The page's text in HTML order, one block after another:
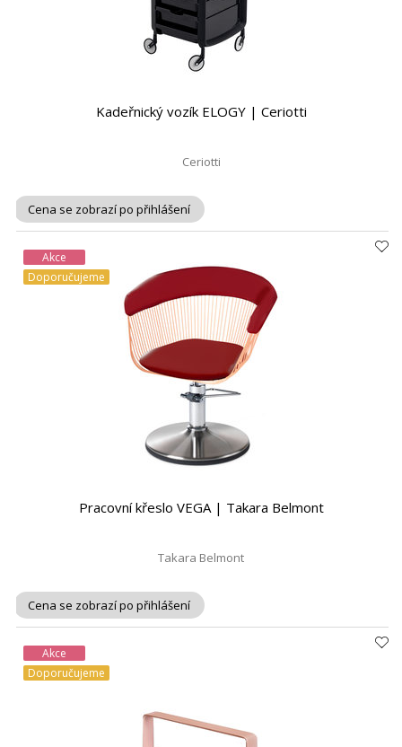
Kadeřnický vozík ELOGY | Ceriotti
Ceriotti
Cena se zobrazí po přihlášení
Akce
Doporučujeme
Pracovní křeslo VEGA | Takara Belmont
Takara Belmont
Cena se zobrazí po přihlášení
Akce
Doporučujeme